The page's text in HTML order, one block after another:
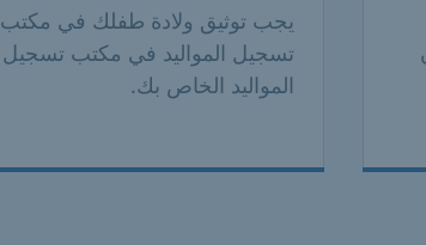
يجب توثيق ولادة طفلك في مكتب
تسجيل المواليد في مكتب تسجيل
المواليد الخاص بك.